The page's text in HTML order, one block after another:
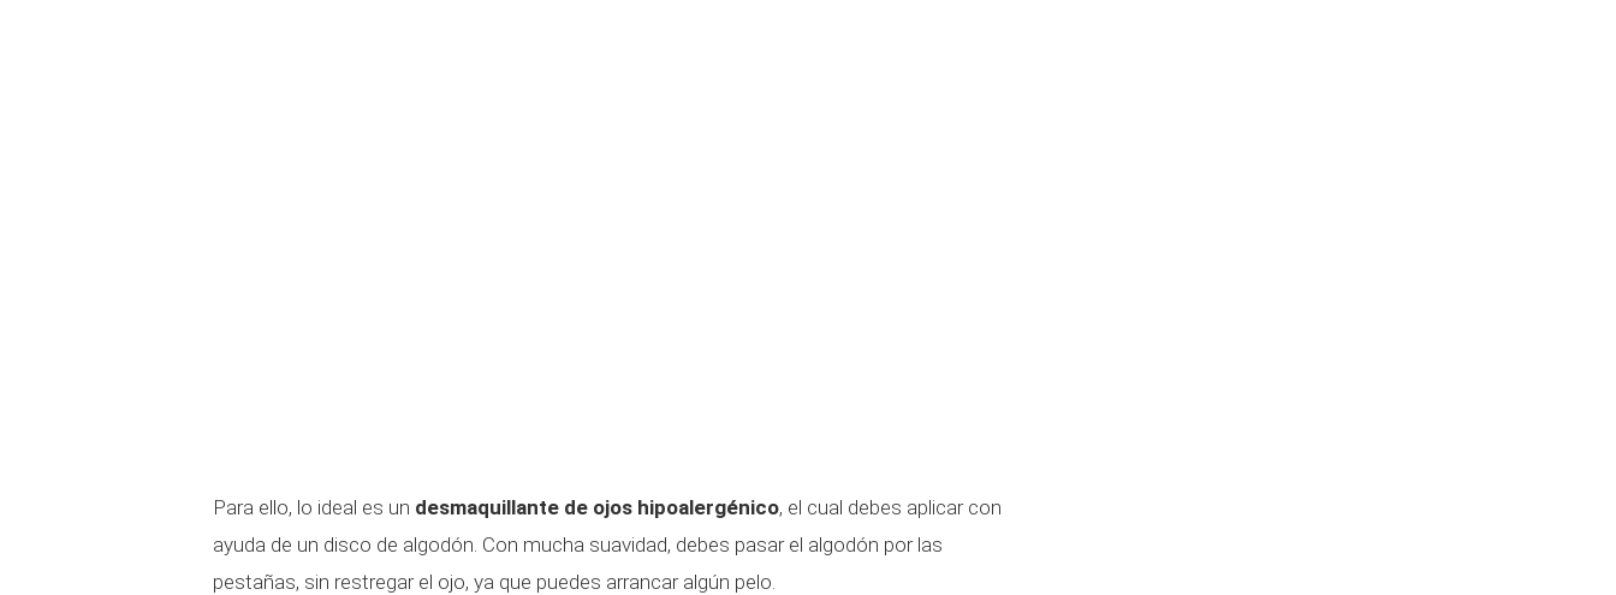
Para ello, lo ideal es un desmaquillante de ojos hipoalergénico, el cual debes aplicar con
ayuda de un disco de algodón. Con mucha suavidad, debes pasar el algodón por las
pestañas, sin restregar el ojo, ya que puedes arrancar algún pelo.